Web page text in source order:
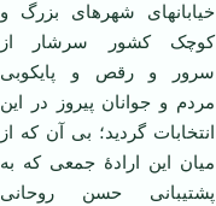
خیابانهای شهرهای بزرگ و
کوچک کشور سرشار از
سرور و رقص و پایکوبی
مردم و جوانان پیروز در این
انتخابات گردید؛ بی آن که از
میان این ارادۀ جمعی که به
پشتیبانی حسن روحانی